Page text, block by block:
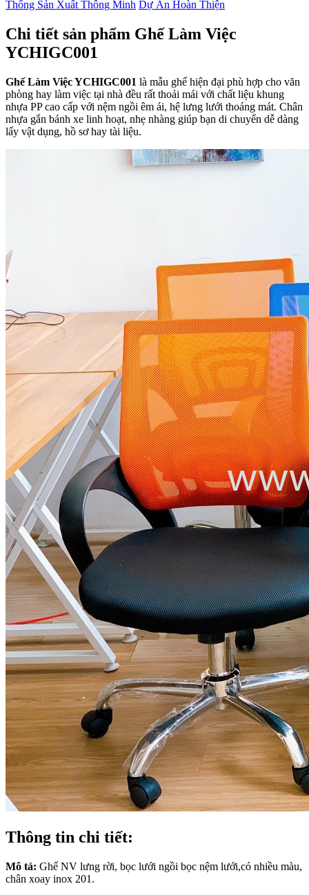
Thống Sản Xuất Thông Minh Dự Án Hoàn Thiện
Chi tiết sản phẩm Ghế Làm Việc
YCHIGC001
Ghế Làm Việc YCHIGC001 là mẫu ghế hiện đại phù hợp cho văn
phòng hay làm việc tại nhà đều rất thoải mái với chất liệu khung
nhựa PP cao cấp với nệm ngồi êm ái, hệ lưng lưới thoáng mát. Chân
nhựa gắn bánh xe linh hoạt, nhẹ nhàng giúp bạn di chuyển dễ dàng
lấy vật dụng, hồ sơ hay tài liệu.
Thông tin chi tiết:
Mô tả: Ghế NV lưng rời, bọc lưới ngồi bọc nệm lưới,có nhiều màu,
chân xoay inox 201.